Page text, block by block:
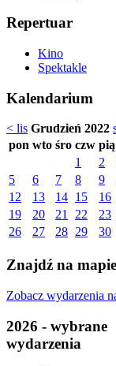
Repertuar
Kino
Spektakle
Kalendarium
< lis Grudzień 2022
pon wto śro czw pią
1
2
5
6 7 8 9
12
13 14 15 16
19
20 21 22 23
26
27 28 29 30
Znajdź na mapie
Zobacz wydarzenia
2026 - wybrane
wydarzenia